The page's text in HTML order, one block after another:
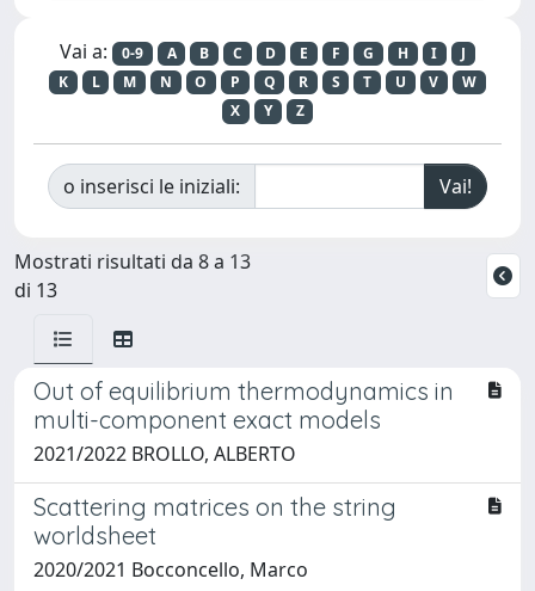
Vai a: 0-9 A B C D E F G H I
J
K
L M N O P Q R S T U V
W
X
Y Z
o inserisci le iniziali:
Mostrati risultati da 8 a 13
di 13
Out of equilibrium thermodynamics in
multi-component exact models
2021/2022 BROLLO, ALBERTO
Scattering matrices on the string
worldsheet
2020/2021 Bocconcello, Marco